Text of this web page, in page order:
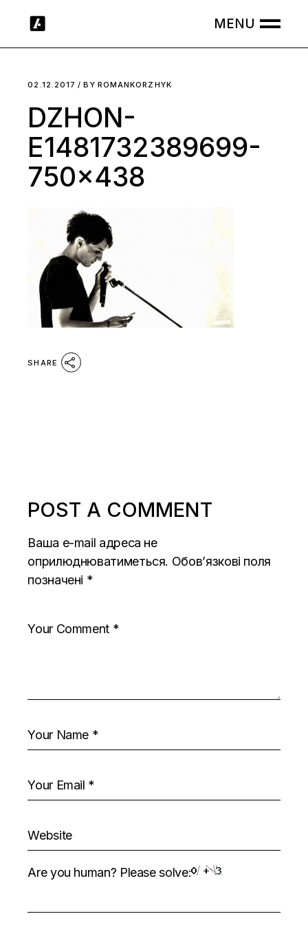
02.12.2017 BY ROMANKORZHYK
DZHON-
E1481732389699-
750×438
SHARE
POST A COMMENT
Ваша e-mail адреса не
оприлюднюватиметься. Обов’язкові поля
позначені *
Are you human? Please solve: